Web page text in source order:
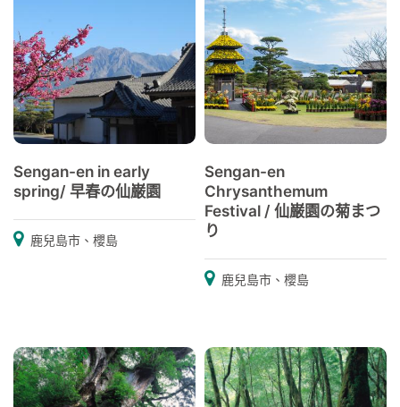
Sengan-en in early
spring/ 早春の仙巌園
鹿兒島市、櫻島
Sengan-en
Chrysanthemum
Festival / 仙巌園の菊まつ
り
鹿兒島市、櫻島